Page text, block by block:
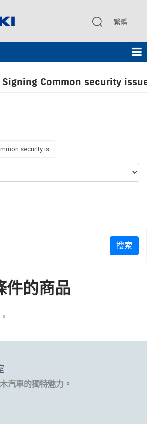
繁體
Common security
件的商品
汽車的獨特魅力。